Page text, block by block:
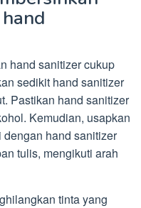
hand sanitizer cukup
sedikit hand sanitizer
Pastikan hand sanitizer
Kemudian, usapkan
hand sanitizer
tulis, mengikuti arah
tinta yang